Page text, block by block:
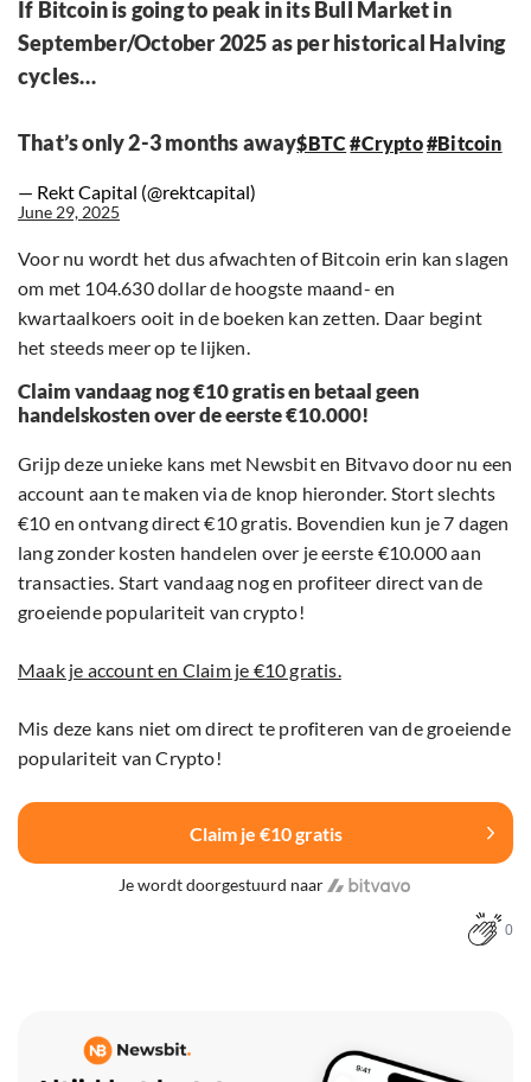
If Bitcoin is going to peak in its Bull Market in
September/October 2025 as per historical Halving
cycles…
That’s only 2-3 months away$BTC#Crypto#Bitcoin
— Rekt Capital (@rektcapital)
June 29, 2025
Voor nu wordt het dus afwachten of Bitcoin erin kan slagen
om met 104.630 dollar de hoogste maand- en
kwartaalkoers ooit in de boeken kan zetten. Daar begint
het steeds meer op te lijken.
Claim vandaag nog €10 gratis en betaal geen
handelskosten over de eerste €10.000!
Grijp deze unieke kans met Newsbit en Bitvavo door nu een
account aan te maken via de knop hieronder. Stort slechts
€10 en ontvang direct €10 gratis. Bovendien kun je 7 dagen
lang zonder kosten handelen over je eerste €10.000 aan
transacties. Start vandaag nog en profiteer direct van de
groeiende populariteit van crypto!
Maak je account en Claim je €10 gratis.
Mis deze kans niet om direct te profiteren van de groeiende
populariteit van Crypto!
Claim je €10 gratis
Je wordt doorgestuurd naar
0